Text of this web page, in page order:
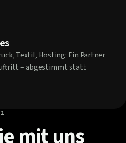
Textil, Hosting: Ein Partner
– abgestimmt statt
mituns